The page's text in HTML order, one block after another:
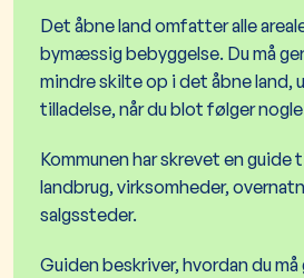
Det åbne land omfatter alle
bymæssig bebyggelse. Du må
mindre skilte op i det åbne land,
tilladelse, når du blot følger nogle
Kommunen har skrevet en guide
landbrug, virksomheder,
salgssteder.
Guiden beskriver, hvordan du